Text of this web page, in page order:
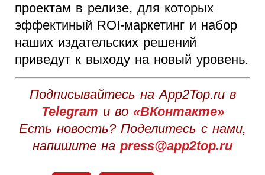
проектам в релизе, для которых
эффектиный ROI-маркетинг и набор
наших издательских решений
приведут к выходу на новый уровень.
Подписывайтесь на App2Top.ru в
Telegram и во «ВКонтакте»
Есть новость? Поделитесь с нами,
напишите на press@app2top.ru